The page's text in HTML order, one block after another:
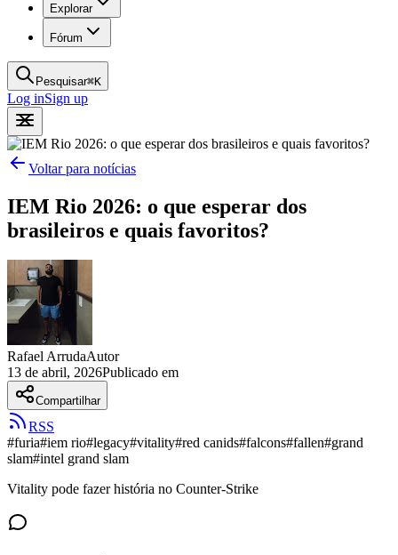
Explorar
Fórum
Pesquisar⌘K
Log inSign up
Voltar para notícias
IEM Rio 2026: o que esperar dos
brasileiros e quais favoritos?
Rafael ArrudaAutor
13 de abril, 2026Publicado em
Compartilhar
RSS
#furia#iem rio#legacy#vitality#red canids#falcons#fallen#grand
slam#intel grand slam
Vitality pode fazer história no Counter-Strike